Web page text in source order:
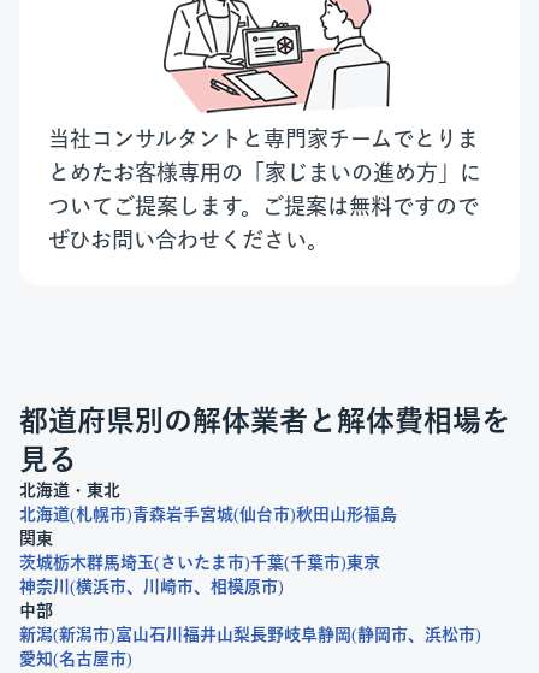
当社コンサルタントと専門家チームでとりま
とめたお客様専用の「家じまいの進め方」に
ついてご提案します。ご提案は無料ですので
ぜひお問い合わせください。
都道府県別の解体業者と解体費相場を
見る
北海道・東北
北海道 札幌市 青森岩手宮城 仙台市 秋田 山形福島
関東
茨城栃木群馬埼玉 さいたま市 千葉 千葉市 東京
神奈川
横浜市 川崎市
相模原市
中部
新潟 新潟市 富山石川 福井山梨長野岐阜静岡 静岡市
浜松市
愛知 名古屋市